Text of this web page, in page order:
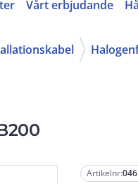
Vårt erbjudande
Artikelnr: